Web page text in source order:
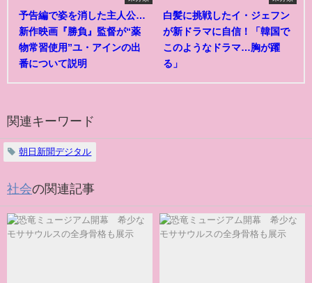
予告編で姿を消した主人公…
新作映画『勝負』監督が“薬
物常習使用”ユ・アインの出
番について説明
白髪に挑戦したイ・ジェフン
が新ドラマに自信！「韓国で
このようなドラマ…胸が躍
る」
関連キーワード
朝日新聞デジタル
社会の関連記事